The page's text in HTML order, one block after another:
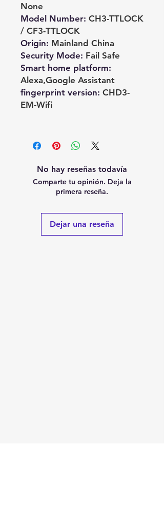
None
Model Number: CH3-TTLOCK
/ CF3-TTLOCK
Origin: Mainland China
Security Mode: Fail Safe
Smart home platform:
Alexa,Google Assistant
fingerprint version: CHD3-
EM-Wifi
No hay reseñas todavía
Comparte tu opinión. Deja la
primera reseña.
Dejar una reseña